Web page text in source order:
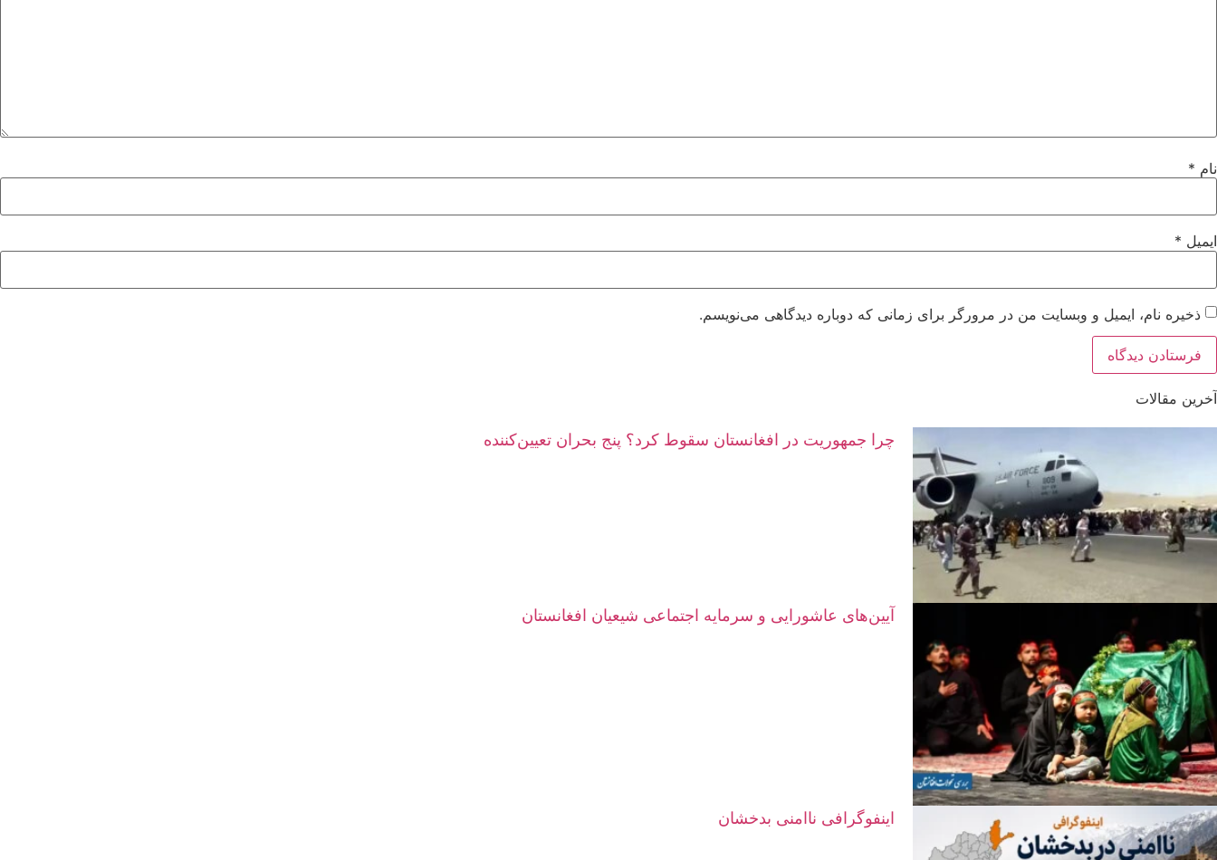
نام *
ایمیل *
ذخیره نام، ایمیل و وبسایت من در مرورگر برای زمانی که دوباره دیدگاهی می‌نویسم.
آخرین مقالات
چرا جمهوریت در افغانستان سقوط کرد؟ پنج بحران تعیین‌کننده
آیین‌های عاشورایی و سرمایه اجتماعی شیعیان افغانستان
اینفوگرافی ناامنی بدخشان